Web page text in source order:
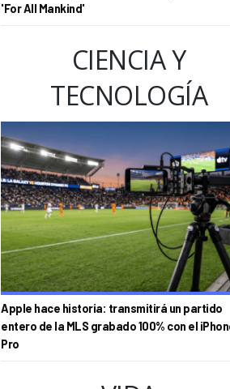
'For All Mankind'
CIENCIA Y
TECNOLOGÍA
Apple hace historia: transmitirá un partido
entero de la MLS grabado 100% con el
Pro